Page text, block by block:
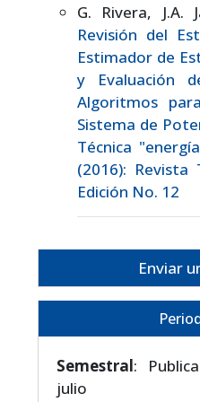
G. Rivera, J.A.
Revisión del
Estimador de
y Evaluación
Algoritmos
Sistema de
Técnica
(2016): Revista
Edición No. 12
Enviar
Semestral:
julio